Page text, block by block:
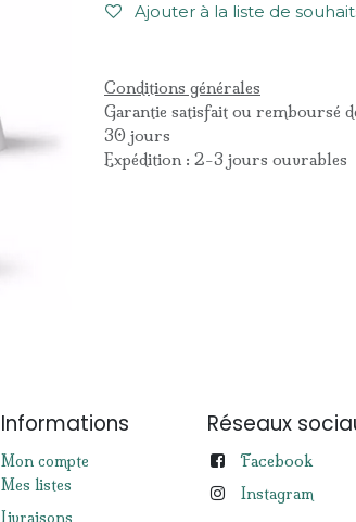
Ajouter à la liste de
Conditions générales
Garantie satisfait ou remboursé
30 jours
Expédition : 2-3 jours ouvrables
Informations
Mon compte
Mes listes
Livraisons
Réseaux
Facebook
Instagram